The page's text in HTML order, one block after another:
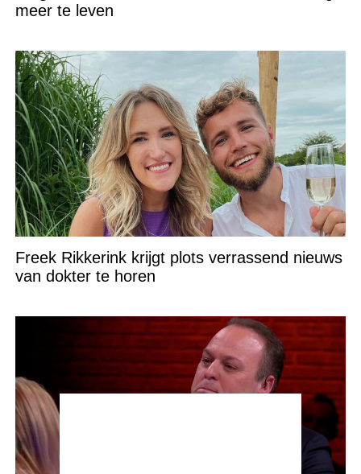
meer te leven
Freek Rikkerink krijgt plots verrassend nieuws
van dokter te horen